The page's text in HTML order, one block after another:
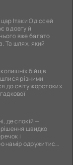
Ітаки Одіссей
в довгу й
вже багато
Та шлях, який
бійців
різними
до світу жорстоких
де спокій —
швидко
і
намір одружитися,